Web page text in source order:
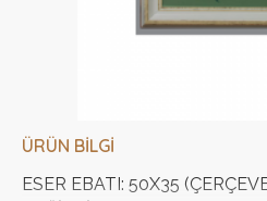
ÜRÜN BILGI
ESER EBATI: 50X35